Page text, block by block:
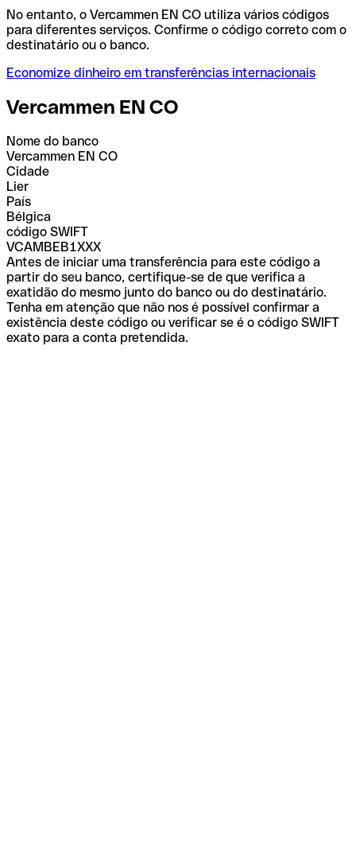
No entanto, o Vercammen EN CO utiliza vários códigos
para diferentes serviços. Confirme o código correto com o
destinatário ou o banco.
Economize dinheiro em transferências internacionais
Vercammen EN CO
Nome do banco
Vercammen EN CO
Cidade
Lier
País
Bélgica
código SWIFT
VCAMBEB1XXX
Antes de iniciar uma transferência para este código a
partir do seu banco, certifique-se de que verifica a
exatidão do mesmo junto do banco ou do destinatário.
Tenha em atenção que não nos é possível confirmar a
existência deste código ou verificar se é o código SWIFT
exato para a conta pretendida.